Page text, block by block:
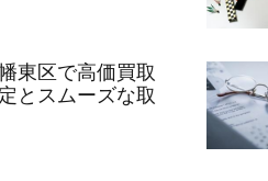
東区で高価買取
とスムーズな取